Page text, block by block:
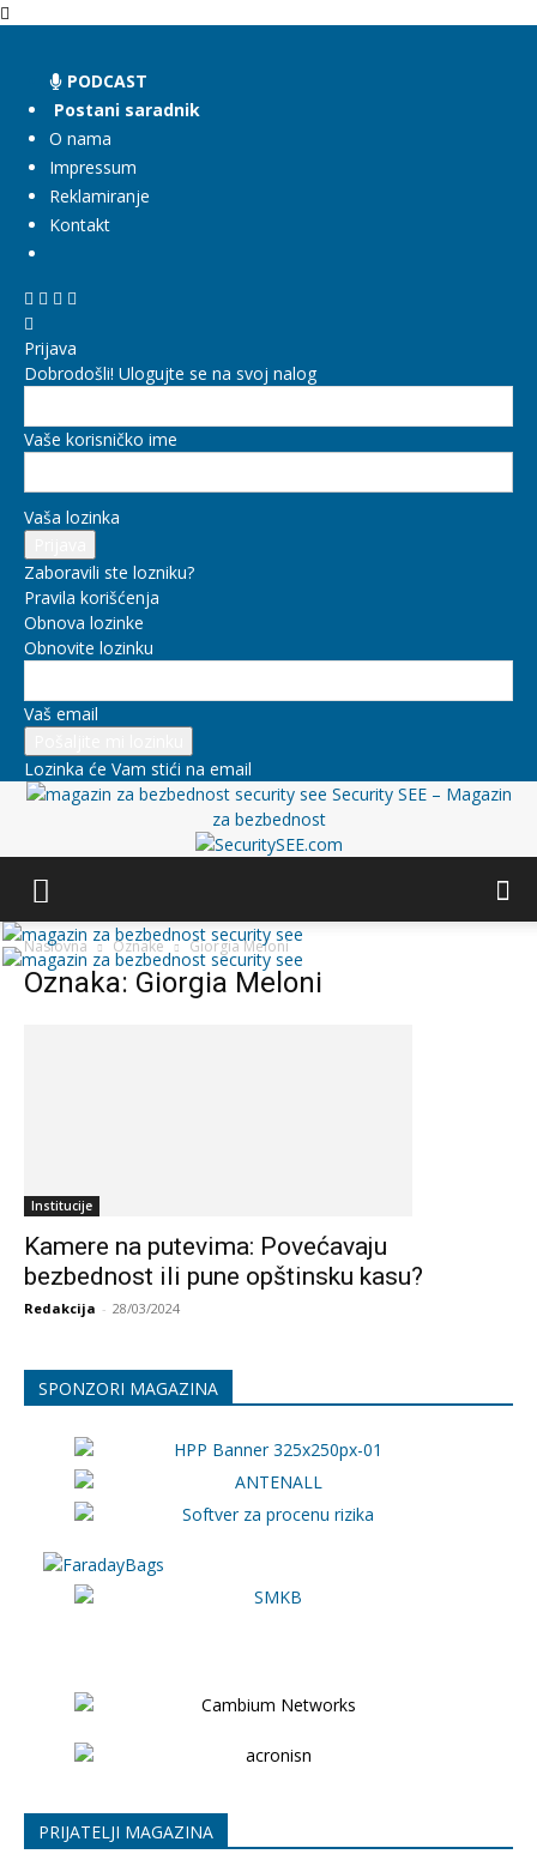
PODCAST
Postani saradnik
O nama
Impressum
Reklamiranje
Kontakt
Prijava
Dobrodošli! Ulogujte se na svoj nalog
Vaše korisničko ime
Vaša lozinka
Zaboravili ste lozniku?
Pravila korišćenja
Obnova lozinke
Obnovite lozinku
Vaš email
Lozinka će Vam stići na email
Security SEE – Magazin
za bezbednost
Naslovna Oznake Giorgia Meloni
Oznaka: Giorgia Meloni
Institucije
Kamere na putevima: Povećavaju
bezbednost ili pune opštinsku kasu?
Redakcija - 28/03/2024
SPONZORI MAGAZINA
PRIJATELJI MAGAZINA